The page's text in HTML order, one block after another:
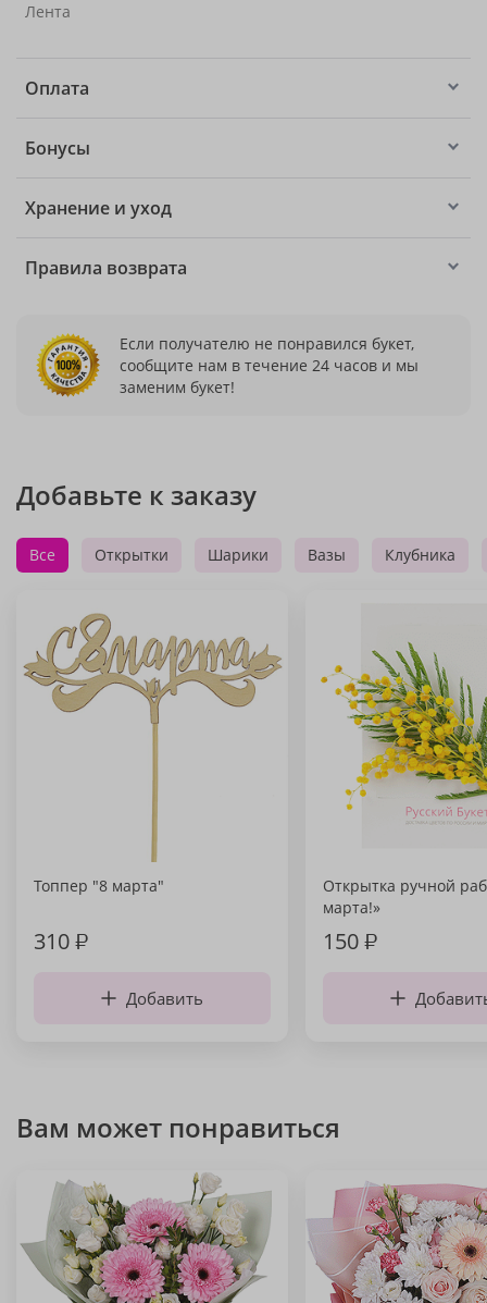
Лента
Оплата
Бонусы
Хранение и уход
Правила возврата
Если получателю не понравился букет,
сообщите нам в течение 24 часов и мы
заменим букет!
Добавьте к заказу
Все Открытки Шарики Вазы Клубника
Топпер "8 марта"
310₽
Добавить
Открытка ручной
марта!»
150₽
Вам может понравиться